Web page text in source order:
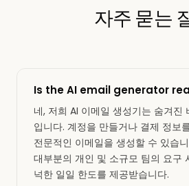
자주 묻는
Is the AI email generator
네, 저희 AI 이메일 생성기는 숨겨진
입니다. 계정을 만들거나 결제 정보
전문적인 이메일을 생성할 수 있습
대부분의 개인 및 소규모 팀의 요구
넉한 일일 한도를 제공받습니다.